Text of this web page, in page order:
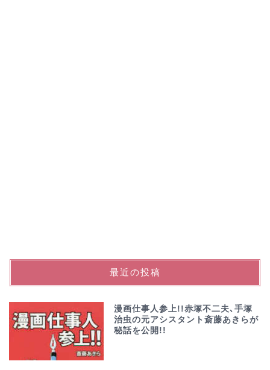
最近の投稿
漫画仕事人参上!!赤塚不二夫､手塚
治虫の元アシスタント斎藤あきらが
秘話を公開!!